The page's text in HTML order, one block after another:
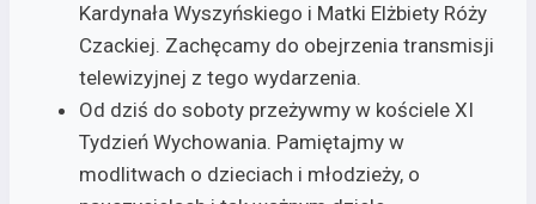
Kardynała Wyszyńskiego i Matki Elżbiety Róży
Czackiej. Zachęcamy do obejrzenia transmisji
telewizyjnej z tego wydarzenia.
Od dziś do soboty przeżywmy w kościele XI
Tydzień Wychowania. Pamiętajmy w
modlitwach o dzieciach i młodzieży, o